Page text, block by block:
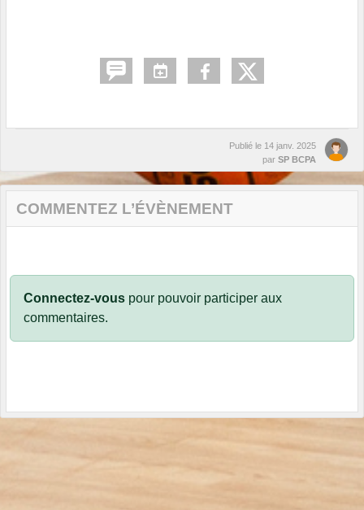
Publié le 14 janv. 2025
par SP BCPA
COMMENTEZ L’ÉVÈNEMENT
Connectez-vous pour pouvoir participer aux
commentaires.